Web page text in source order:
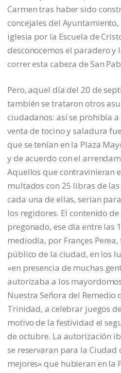
Carmen tras haber sido
concejales del
iglesia por la Escuela de
desconocemos el paradero y
correr esta cabeza de San
Pero, aquel día del 20 de
también se trataron otros
ciudadanos: así se prohibía
venta de tocino y saladura
que se tenían en la Plaza
y de acuerdo con el
Aquellos que contravinieran
multados con 25 libras de
cada una de ellas, serían
los regidores. El contenido
pregonado, ese día entre las
mediodía, por Françes
público de la ciudad, en los
«en presencia de muchas
autorizaba a los
Nuestra Señora del Remedio
Trinidad, a celebrar juegos
motivo de la festividad el
de octubre. La autorización
se reservaran para la Ciudad
mejores» que hubieran en la